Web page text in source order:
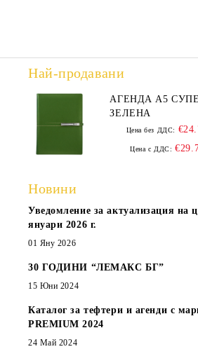
Най-продавани
АГЕНДА А5
ЗЕЛЕНА
Цена без ДДС:
Цена с ДДС:
Новини
Уведомление за актуализация на
януари 2026 г.
01 Яну 2026
30 ГОДИНИ “ЛЕМАКС БГ”
15 Юни 2024
Каталог за тефтери и агенди с
PREMIUM 2024
24 Май 2024